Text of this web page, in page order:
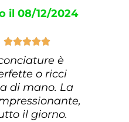
il 08/12/2024

è
o ricci
di mano. La
il giorno.